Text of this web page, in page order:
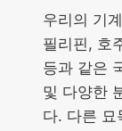
우리의 기
필리핀, 호
등과 같은
및 다양한
다. 다른 묘